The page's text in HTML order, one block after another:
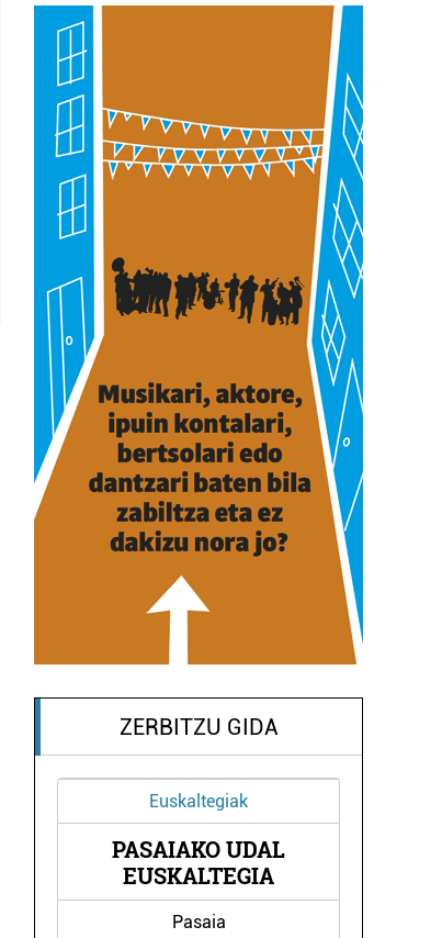
ZERBITZU GIDA
Euskaltegiak
PASAIAKO UDAL
EUSKALTEGIA
Pasaia